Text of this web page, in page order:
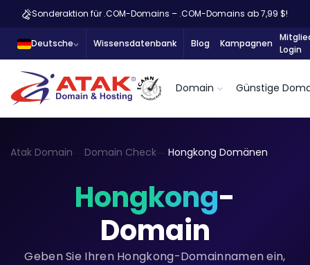
Sonderaktion für .COM-Domains – .COM-Domains ab 7,99 $!
Deutsche Wissensdatenbank Blog Kampagnen
Login
Domain Günstige
Atak Domain Domain Check Hongkong Domänen
Hongkong-
Domain
Geben Sie Ihren Hongkong-Domainnamen ein,